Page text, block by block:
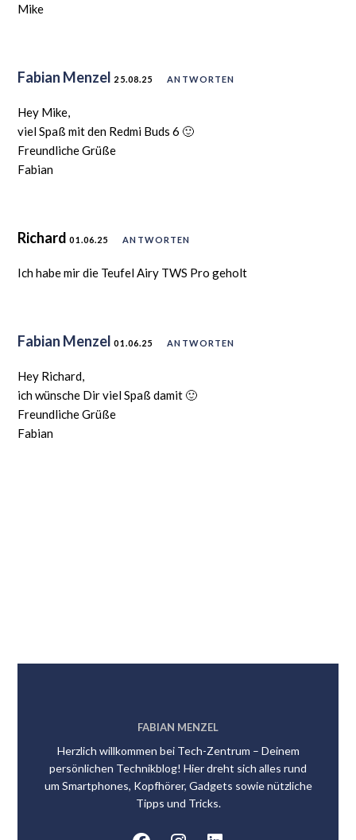
Mike
Fabian Menzel 25.08.25 ANTWORTEN
Hey Mike,
viel Spaß mit den Redmi Buds 6 🙂
Freundliche Grüße
Fabian
Richard01.06.25 ANTWORTEN
Ich habe mir die Teufel Airy TWS Pro geholt
Fabian Menzel 01.06.25 ANTWORTEN
Hey Richard,
ich wünsche Dir viel Spaß damit 🙂
Freundliche Grüße
Fabian
FABIAN MENZEL
Herzlich willkommen bei Tech-Zentrum – Deinem
persönlichen Technikblog! Hier dreht sich alles rund
um Smartphones, Kopfhörer, Gadgets sowie nützliche
Tipps und Tricks.